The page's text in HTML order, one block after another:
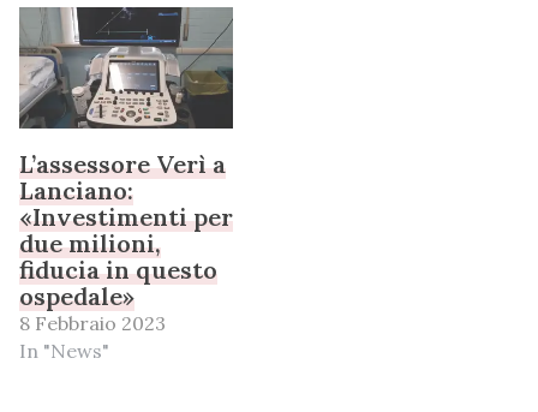
L’assessore Verì a
Lanciano:
«Investimenti per
due milioni,
fiducia in questo
ospedale»
8 Febbraio 2023
In "News"